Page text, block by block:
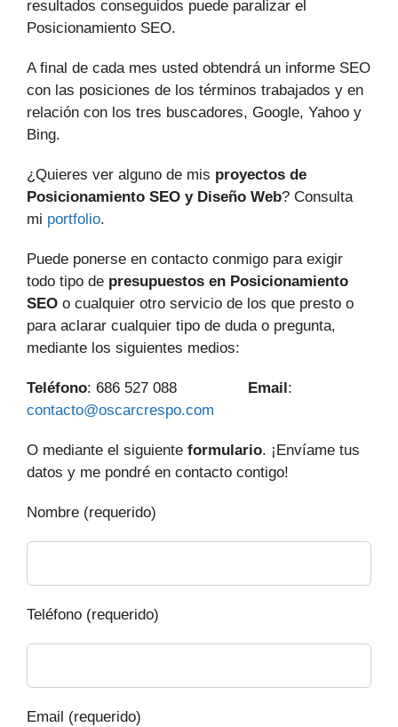
resultados conseguidos puede paralizar el
Posicionamiento SEO.
A final de cada mes usted obtendrá un informe SEO
con las posiciones de los términos trabajados y en
relación con los tres buscadores, Google, Yahoo y
Bing.
¿Quieres ver alguno de mis proyectos de
Posicionamiento SEO y Diseño Web? Consulta
mi portfolio.
Puede ponerse en contacto conmigo para exigir
todo tipo de presupuestos en Posicionamiento
SEO o cualquier otro servicio de los que presto o
para aclarar cualquier tipo de duda o pregunta,
mediante los siguientes medios:
Teléfono: 686 527 088 Email :
contacto@oscarcrespo.com
O mediante el siguiente formulario. ¡Envíame tus
datos y me pondré en contacto contigo!
Nombre (requerido)
Teléfono (requerido)
Email (requerido)